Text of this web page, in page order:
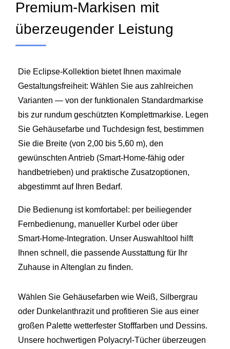
Premium-Markisen mit
überzeugender Leistung
Die Eclipse-Kollektion bietet Ihnen maximale
Gestaltungsfreiheit: Wählen Sie aus zahlreichen
Varianten — von der funktionalen Standardmarkise
bis zur rundum geschützten Komplettmarkise. Legen
Sie Gehäusefarbe und Tuchdesign fest, bestimmen
Sie die Breite (von 2,00 bis 5,60 m), den
gewünschten Antrieb (Smart‑Home‑fähig oder
handbetrieben) und praktische Zusatzoptionen,
abgestimmt auf Ihren Bedarf.
Die Bedienung ist komfortabel: per beiliegender
Fernbedienung, manueller Kurbel oder über
Smart‑Home‑Integration. Unser Auswahltool hilft
Ihnen schnell, die passende Ausstattung für Ihr
Zuhause in Altenglan zu finden.
Wählen Sie Gehäusefarben wie Weiß, Silbergrau
oder Dunkelanthrazit und profitieren Sie aus einer
großen Palette wetterfester Stofffarben und Dessins.
Unsere hochwertigen Polyacryl-Tücher überzeugen